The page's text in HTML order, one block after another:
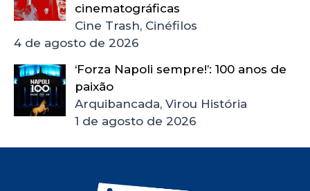
cinematográficas
Cine Trash, Cinéfilos
4 de agosto de 2026
‘Forza Napoli sempre!’: 100 anos de
paixão
Arquibancada, Virou História
1 de agosto de 2026